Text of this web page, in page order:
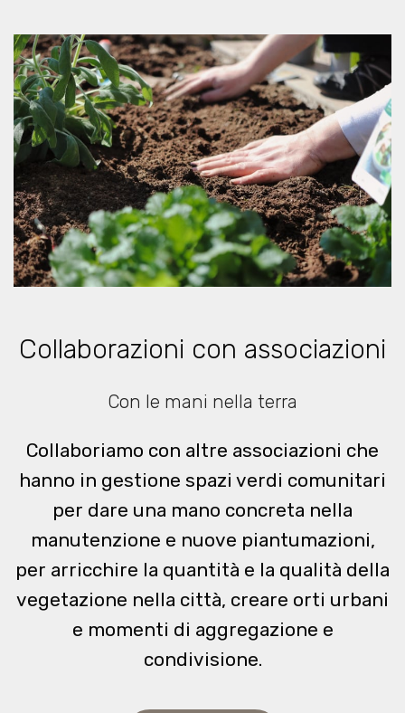
Collaborazioni con associazioni
Con le mani nella terra
Collaboriamo con altre associazioni che
hanno in gestione spazi verdi comunitari
per dare una mano concreta nella
manutenzione e nuove piantumazioni,
per arricchire la quantità e la qualità della
vegetazione nella città, creare orti urbani
e momenti di aggregazione e
condivisione.